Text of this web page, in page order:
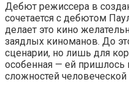
Дебют режиссера в
сочетается с дебютом
делает это кино
заядлых киноманов. До
сценарии, но лишь для
особенная — ей пришлось
сложностей